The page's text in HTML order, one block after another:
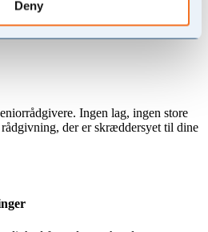
Deny- leveret med en praktisk,
Ingen lag, ingen store
der er skræddersyet til dine